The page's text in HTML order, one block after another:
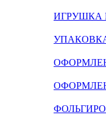
ИГРУШКА